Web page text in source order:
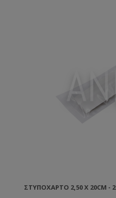
ΣΤΥΠΌΧΑΡΤΟ 2,50 X 20CM -